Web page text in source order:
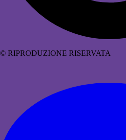
© RIPRODUZIONE RISERVATA